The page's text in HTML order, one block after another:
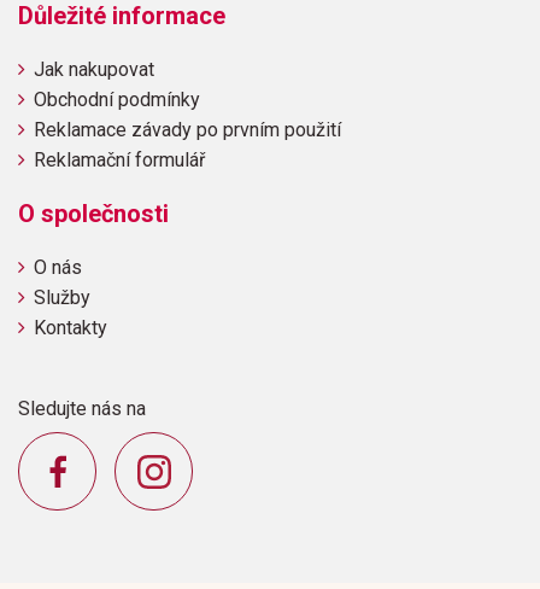
Důležité informace
Jak nakupovat
Obchodní podmínky
Reklamace závady po prvním použití
Reklamační formulář
O společnosti
O nás
Služby
Kontakty
Sledujte nás na